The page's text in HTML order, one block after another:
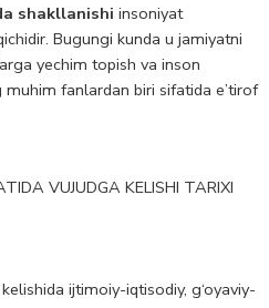
shakllanishi insoniyat
Bugungi kunda u jamiyatni
yechim topish va inson
muhim fanlardan biri sifatida e’tirof
VUJUDGA KELISHI TARIXI
ijtimoiy-iqtisodiy, g‘oyaviy-